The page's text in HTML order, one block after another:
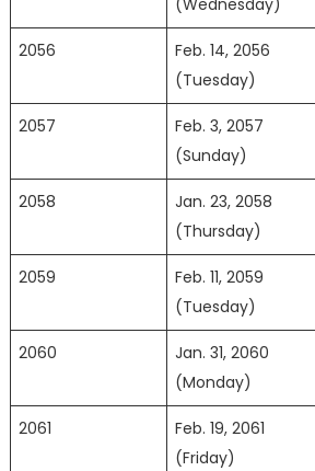
(Wednesday)
2056
Feb. 14, 2056
(Tuesday)
2057
Feb. 3, 2057
(Sunday)
2058
Jan. 23, 2058
(Thursday)
2059
Feb. 11, 2059
(Tuesday)
2060
Jan. 31, 2060
(Monday)
2061
Feb. 19, 2061
(Friday)